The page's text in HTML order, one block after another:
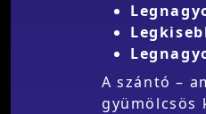
A szántó –
gyümölcsös